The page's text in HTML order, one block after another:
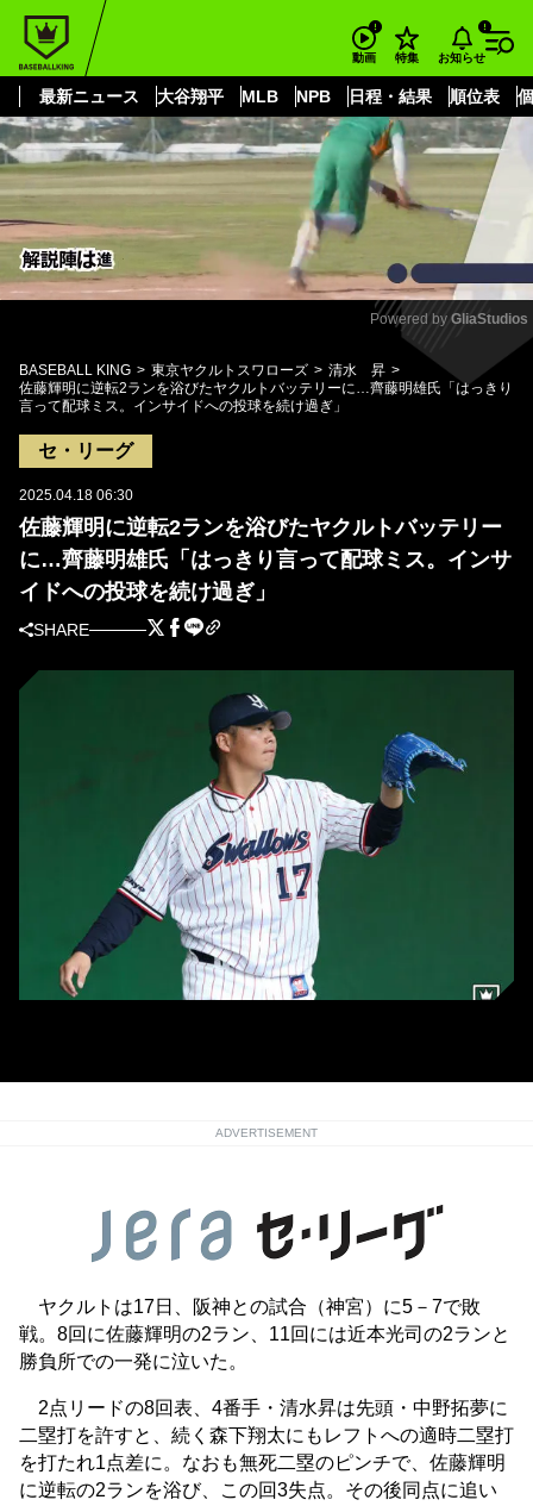
動画 特集 お知らせ
最新ニュース 大谷翔平 MLB NPB 日程・結果 順位表
もっと見る
Mute
Powered by GliaStudios
BASEBALL KING 東京ヤクルトスワローズ
清水 昇
佐藤輝明に逆転2ランを浴びたヤクルトバッテリーに…齊藤明雄氏「はっきり
言って配球ミス。インサイドへの投球を続け過ぎ」
セ・リーグ
2025.04.18 06:30
佐藤輝明に逆転2ランを浴びたヤクルトバッテリー
に…齊藤明雄氏「はっきり言って配球ミス。インサ
イドへの投球を続け過ぎ」
SHARE
ADVERTISEMENT
ヤクルトは17日、阪神との試合（神宮）に5－7で敗
戦。8回に佐藤輝明の2ラン、11回には近本光司の2ランと
勝負所での一発に泣いた。
2点リードの8回表、4番手・清水昇は先頭・中野拓夢に
二塁打を許すと、続く森下翔太にもレフトへの適時二塁打
を打たれ1点差に。なおも無死二塁のピンチで、佐藤輝明
に逆転の2ランを浴び、この回3失点。その後同点に追い